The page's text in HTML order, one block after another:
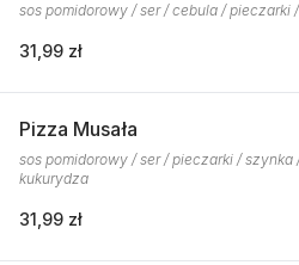
sos pomidorowy / ser / cebula / pieczarki
31,99 zł
Pizza Musała
sos pomidorowy / ser / pieczarki / szynka
kukurydza
31,99 zł